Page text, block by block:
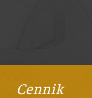
Cennik